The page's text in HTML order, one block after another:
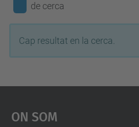
de cerca
Cap resultat en la cerca.
On Som